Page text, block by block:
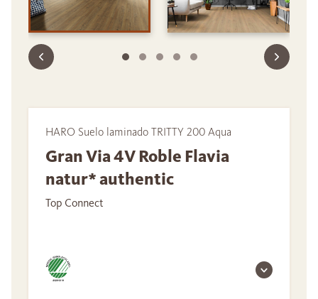
HARO Suelo laminado TRITTY 200 Aqua
Gran Via 4V Roble Flavia
natur* authentic
Top Connect